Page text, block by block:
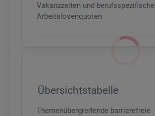
Vakanzzeiten und berufsspezifische
Arbeitslosenquoten
Übersichtstabelle
Themenübergreifende barrierefreie